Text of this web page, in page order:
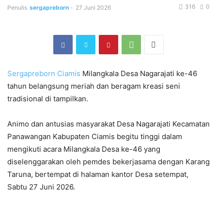
Penulis sergapreborn - 27 Juni 2026 0
316
Sergapreborn Ciamis Milangkala Desa Nagarajati ke-46
tahun belangsung meriah dan beragam kreasi seni
tradisional di tampilkan.
Animo dan antusias masyarakat Desa Nagarajati Kecamatan
Panawangan Kabupaten Ciamis begitu tinggi dalam
mengikuti acara Milangkala Desa ke-46 yang
diselenggarakan oleh pemdes bekerjasama dengan Karang
Taruna, bertempat di halaman kantor Desa setempat,
Sabtu 27 Juni 2026.